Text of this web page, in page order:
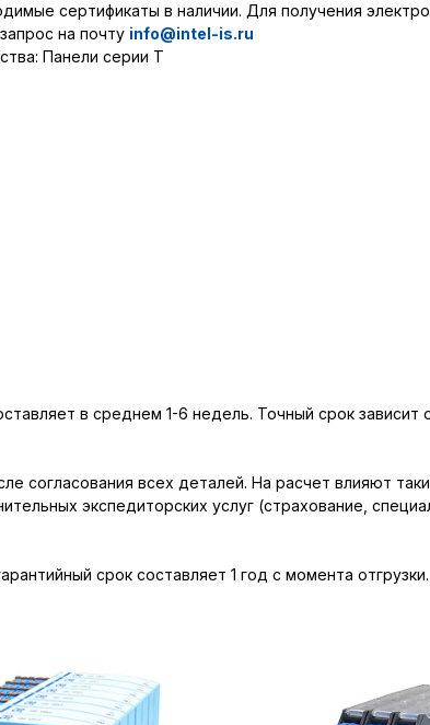
сертификаты в наличии. Для получения
на почту info@intel-is.ru
Панели серии Т
в среднем 1-6 недель. Точный срок зависит
согласования всех деталей. На расчет влияют
экспедиторских услуг (страхование,
срок составляет 1 год с момента отгрузки.